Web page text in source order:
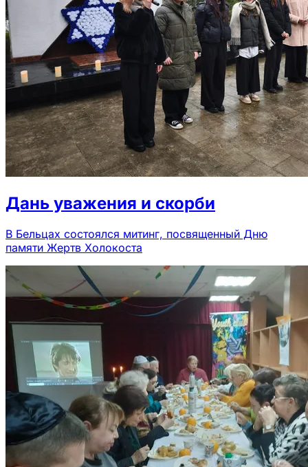
Дань уважения и скорби
В Бельцах состоялся митинг, посвященный Дню
памяти Жертв Холокоста